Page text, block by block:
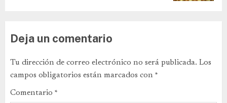
Deja un comentario
Tu dirección de correo electrónico no será publicada. Los
campos obligatorios están marcados con *
Comentario *